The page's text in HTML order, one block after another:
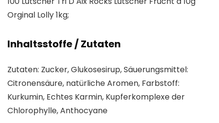
Orginal Lolly 1kg;
Inhaltsstoffe / Zutaten
Zutaten: Zucker, Glukosesirup, Säuerungsmittel:
Citronensäure, natürliche Aromen, Farbstoff:
Kurkumin, Echtes Karmin, Kupferkomplexe der
Chlorophylle, Anthocyane